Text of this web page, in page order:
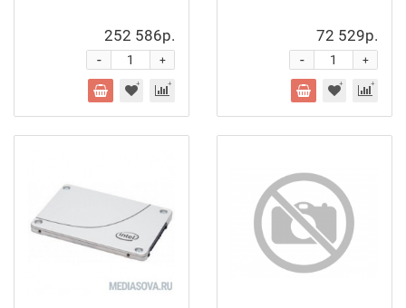
252 586р.
+
-
72 529р.
+
-